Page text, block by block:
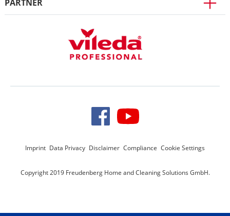
PARTNER
Copyright 2019 Freudenberg Home and Cleaning Solutions GmbH.
Imprint Data Privacy Disclaimer Compliance Cookie Settings